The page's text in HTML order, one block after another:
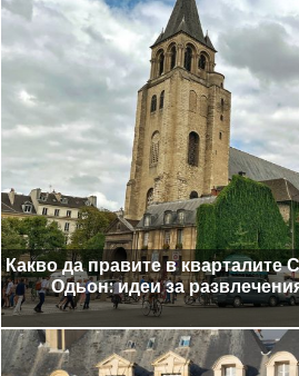
Какво да правите в
Одьон: идеи за